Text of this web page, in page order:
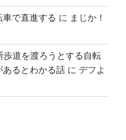
で直進する に まじか！
道を渡ろうとする自転
るとわかる話 に デフよ